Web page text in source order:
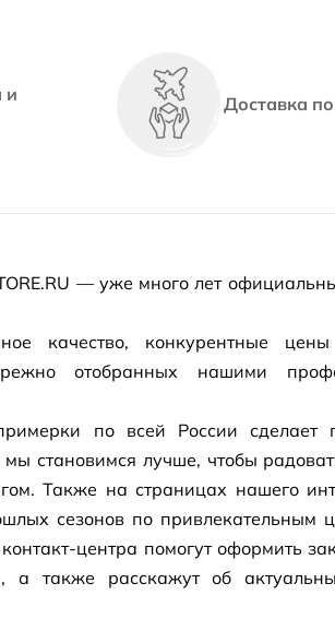
и
Доставка
— уже много лет
качество, конкурентные
отобранных нашими
по всей России сделает
становимся лучше, чтобы
Также на страницах нашего
сезонов по привлекательным
контакт-центра помогут оформить
а также расскажут об